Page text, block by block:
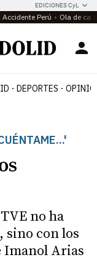
EDICIONES CyL
Accidente Perú Ola de
DEPORTES
no ha
sino con los
Imanol Arias